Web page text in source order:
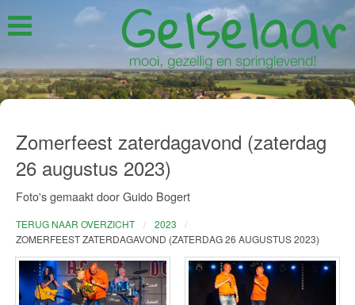
Zomerfeest zaterdagavond (zaterdag
26 augustus 2023)
Foto's gemaakt door Guido Bogert
TERUG NAAR OVERZICHT
2023
ZOMERFEEST ZATERDAGAVOND (ZATERDAG 26 AUGUSTUS 2023)